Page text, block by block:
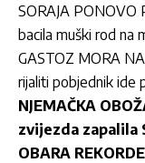
SORAJA PONOVO
bacila muški rod na
GASTOZ MORA
rijaliti pobjednik ide
NJEMAČKA
zvijezda
OBARA